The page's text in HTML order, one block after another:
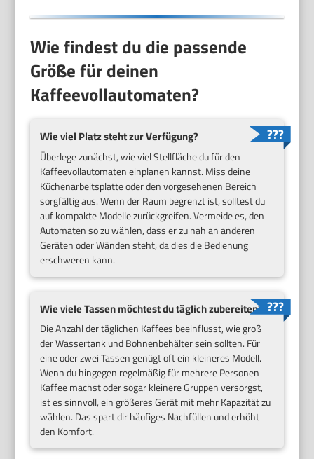
Wie findest du die passende
Größe für deinen
Kaffeevollautomaten?
Wie viel Platz steht zur Verfügung?
Überlege zunächst, wie viel Stellfläche du für den
Kaffeevollautomaten einplanen kannst. Miss deine
Küchenarbeitsplatte oder den vorgesehenen Bereich
sorgfältig aus. Wenn der Raum begrenzt ist, solltest du
auf kompakte Modelle zurückgreifen. Vermeide es, den
Automaten so zu wählen, dass er zu nah an anderen
Geräten oder Wänden steht, da dies die Bedienung
erschweren kann.
Wie viele Tassen möchtest du täglich zubereiten?
Die Anzahl der täglichen Kaffees beeinflusst, wie groß
der Wassertank und Bohnenbehälter sein sollten. Für
eine oder zwei Tassen genügt oft ein kleineres Modell.
Wenn du hingegen regelmäßig für mehrere Personen
Kaffee machst oder sogar kleinere Gruppen versorgst,
ist es sinnvoll, ein größeres Gerät mit mehr Kapazität zu
wählen. Das spart dir häufiges Nachfüllen und erhöht
den Komfort.